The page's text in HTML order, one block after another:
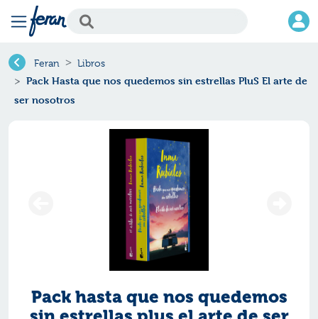
Feran Libros
Pack Hasta que nos quedemos sin estrellas PluS El arte de
ser nosotros
Pack hasta que nos quedemos